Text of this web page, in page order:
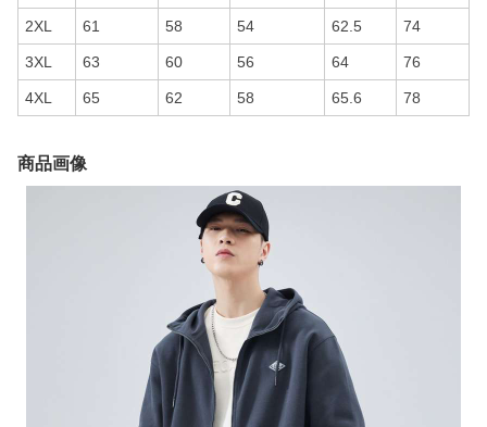
2XL 61 58 54 62.5 74
3XL 63 60 56 64 76
4XL 65 62 58 65.6 78
商品画像